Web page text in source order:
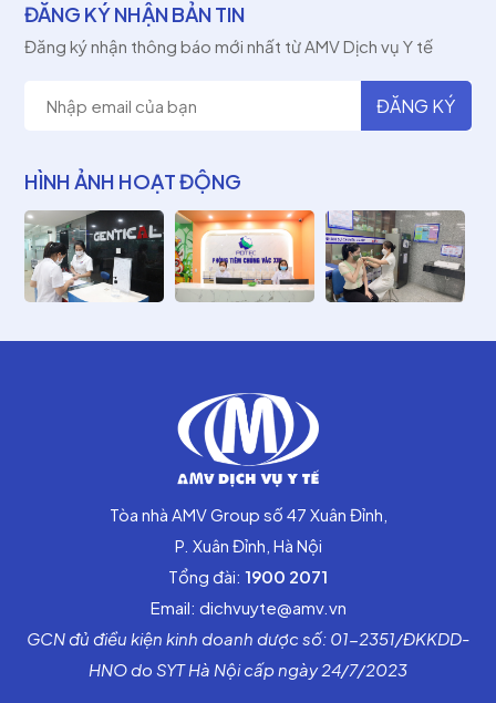
ĐĂNG KÝ NHẬN BẢN TIN
Đăng ký nhận thông báo mới nhất từ AMV Dịch vụ Y tế
HÌNH ẢNH HOẠT ĐỘNG
Tòa nhà AMV Group số 47 Xuân Đỉnh,
P. Xuân Đỉnh, Hà Nội
Tổng đài: 1900 2071
Email: dichvuyte@amv.vn
GCN đủ điều kiện kinh doanh dược số: 01-2351/ĐKKDD-
HNO do SYT Hà Nội cấp ngày 24/7/2023